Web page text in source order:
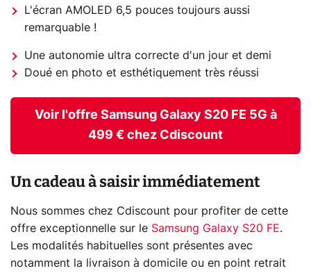
L'écran AMOLED 6,5 pouces toujours aussi
remarquable !
Une autonomie ultra correcte d'un jour et demi
Doué en photo et esthétiquement très réussi
Voir l'offre Samsung Galaxy S20 FE 5G à
499 € chez Cdiscount
Un cadeau à saisir immédiatement
Nous sommes chez Cdiscount pour profiter de cette
offre exceptionnelle sur le Samsung Galaxy S20 FE.
Les modalités habituelles sont présentes avec
notamment la livraison à domicile ou en point retrait